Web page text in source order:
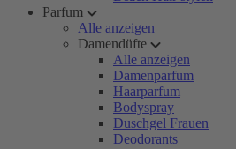
Parfum
Alle anzeigen
Damendüfte
Alle anzeigen
Damenparfum
Haarparfum
Bodyspray
Duschgel Frauen
Deodorants